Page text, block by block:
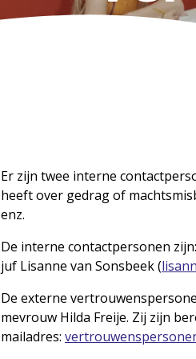
Er zijn twee interne
heeft over gedrag of
enz.
De interne contactpersonen
juf Lisanne van Sonsbeek (
De externe
mevrouw Hilda Freije. Zij zijn
mailadres: